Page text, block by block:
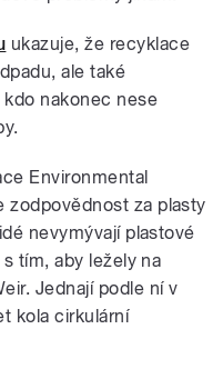
ukazuje, že recyklace
ale také
nakonec nese
Environmental
zodpovědnost za plasty
nevymývají plastové
tím, aby ležely na
Jednají podle ní v
kola cirkulární